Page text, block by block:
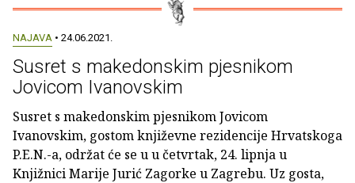
NAJAVA • 24.06.2021.
Susret s makedonskim pjesnikom
Jovicom Ivanovskim
Susret s makedonskim pjesnikom Jovicom
Ivanovskim, gostom književne rezidencije Hrvatskoga
P.E.N.-a, održat će se u u četvrtak, 24. lipnja u
Knjižnici Marije Jurić Zagorke u Zagrebu. Uz gosta,